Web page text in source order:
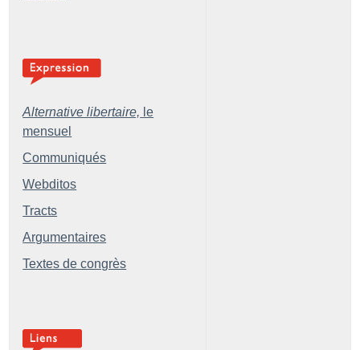
Alternative libertaire, le
mensuel
Communiqués
Webditos
Tracts
Argumentaires
Textes de congrès